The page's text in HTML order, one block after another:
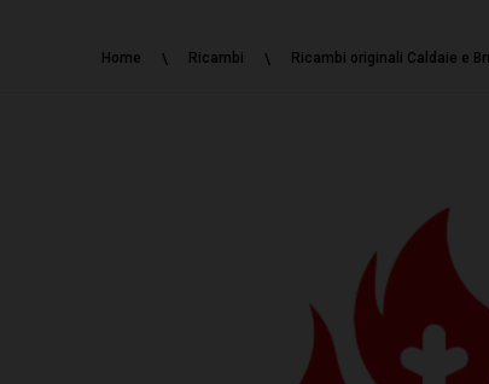
Home Ricambi Ricambi originali Caldaie e